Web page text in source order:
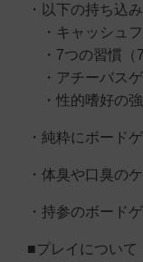
・以下の持ち込
・キャッシュ
・7つの習慣（
・アチーバス
・性的嗜好の
・純粋にボード
・体臭や口臭の
・持参のボード
■プレイについて